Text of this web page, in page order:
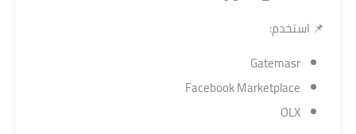
📌 استخدم:
Gatemasr
Facebook Marketplace
OLX